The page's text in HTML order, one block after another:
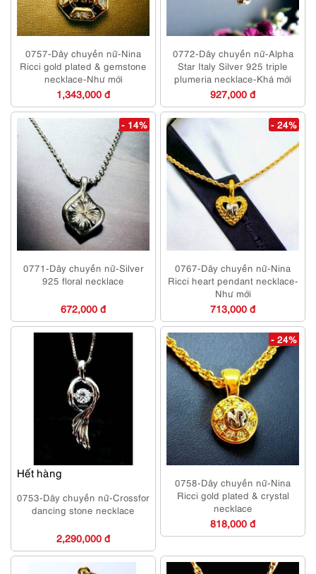
0757-Dây chuyền nữ-Nina
Ricci gold plated & gemstone
necklace-Như mới
1,343,000 đ
0772-Dây chuyền nữ-Alpha
Star Italy Silver 925 triple
plumeria necklace-Khá mới
927,000 đ
- 14%
0771-Dây chuyền nữ-Silver
925 floral necklace
672,000 đ
- 24%
0767-Dây chuyền nữ-Nina
Ricci heart pendant necklace-
Như mới
713,000 đ
Hết hàng
0753-Dây chuyền nữ-Crossfor
dancing stone necklace
2,290,000 đ
- 24%
0758-Dây chuyền nữ-Nina
Ricci gold plated & crystal
necklace
818,000 đ